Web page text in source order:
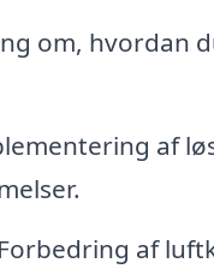
om, hvordan
af
Forbedring af